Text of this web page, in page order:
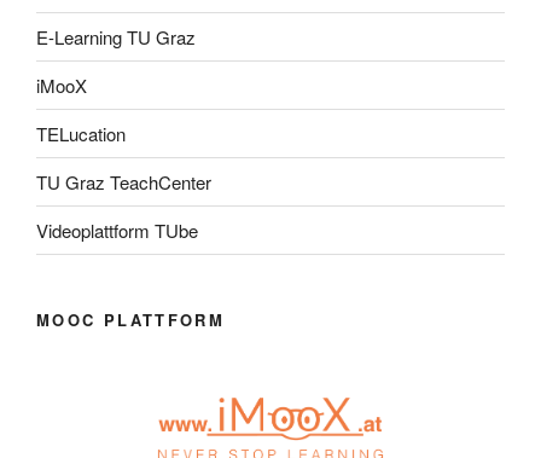
E-Learning TU Graz
iMooX
TELucation
TU Graz TeachCenter
Videoplattform TUbe
MOOC PLATTFORM